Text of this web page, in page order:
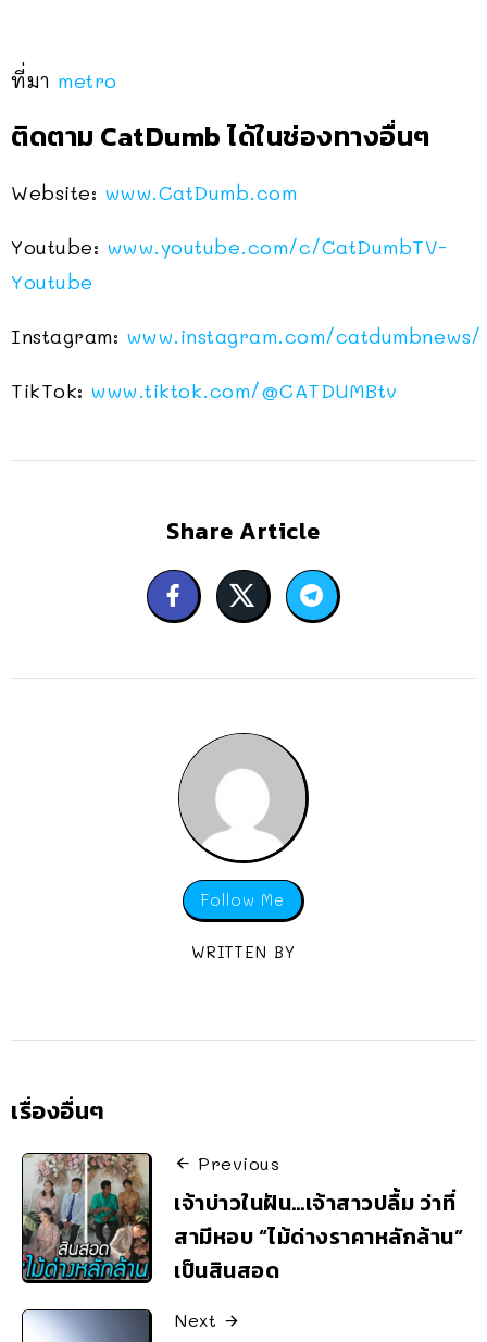
ที่มา metro
ติดตาม CatDumb ได้ในช่องทางอื่นๆ
Website: www.CatDumb.com
Youtube: www.youtube.com/c/CatDumbTV-
Youtube
Instagram: www.instagram.com/catdumbnews/
TikTok: www.tiktok.com/@CATDUMBtv
Share Article
Follow Me
WRITTEN BY
เรื่องอื่นๆ
Previous
เจ้าบ่าวในฝัน…เจ้าสาวปลื้ม ว่าที่
สามีหอบ “ไม้ด่างราคาหลักล้าน”
เป็นสินสอด
Next